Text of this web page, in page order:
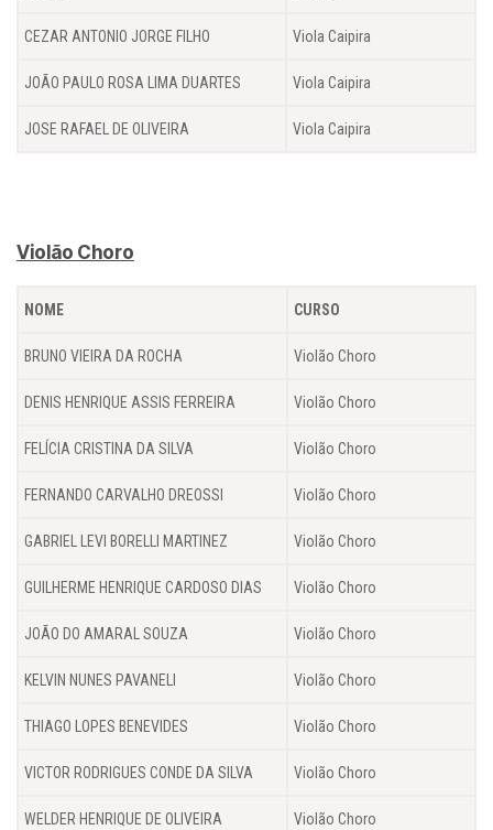
CEZAR ANTONIO JORGE FILHO Viola Caipira
JOÃO PAULO ROSA LIMA DUARTES Viola Caipira
JOSE RAFAEL DE OLIVEIRA Viola Caipira
Violão Choro
NOME CURSO
BRUNO VIEIRA DA ROCHA Violão Choro
DENIS HENRIQUE ASSIS FERREIRA Violão Choro
FELÍCIA CRISTINA DA SILVA Violão Choro
FERNANDO CARVALHO DREOSSI Violão Choro
GABRIEL LEVI BORELLI MARTINEZ Violão Choro
GUILHERME HENRIQUE CARDOSO DIAS Violão Choro
JOÃO DO AMARAL SOUZA Violão Choro
KELVIN NUNES PAVANELI Violão Choro
THIAGO LOPES BENEVIDES Violão Choro
VICTOR RODRIGUES CONDE DA SILVA Violão Choro
WELDER HENRIQUE DE OLIVEIRA
Violão Choro